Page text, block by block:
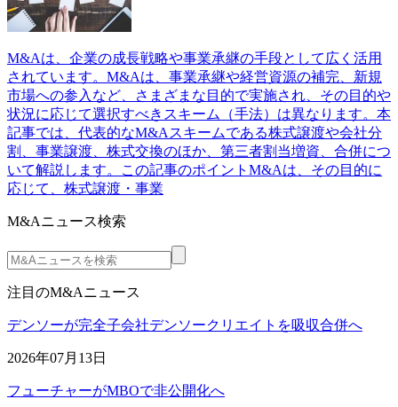
M&Aは、企業の成長戦略や事業承継の手段として広く活用
されています。M&Aは、事業承継や経営資源の補完、新規
市場への参入など、さまざまな目的で実施され、その目的や
状況に応じて選択すべきスキーム（手法）は異なります。本
記事では、代表的なM&Aスキームである株式譲渡や会社分
割、事業譲渡、株式交換のほか、第三者割当増資、合併につ
いて解説します。この記事のポイントM&Aは、その目的に
応じて、株式譲渡・事業
M&Aニュース検索
注目のM&Aニュース
デンソーが完全子会社デンソークリエイトを吸収合併へ
2026年07月13日
フューチャーがMBOで非公開化へ